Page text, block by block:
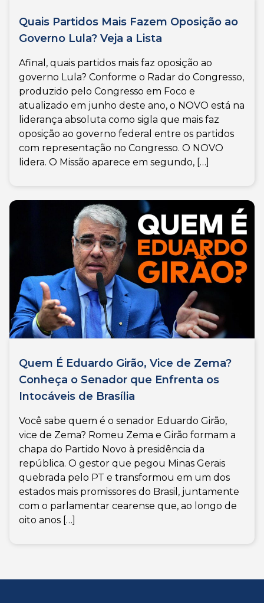
Quais Partidos Mais Fazem Oposição ao
Governo Lula? Veja a Lista
Afinal, quais partidos mais faz oposição ao
governo Lula? Conforme o Radar do Congresso,
produzido pelo Congresso em Foco e
atualizado em junho deste ano, o NOVO está na
liderança absoluta como sigla que mais faz
oposição ao governo federal entre os partidos
com representação no Congresso. O NOVO
lidera. O Missão aparece em segundo, […]
Quem É Eduardo Girão, Vice de Zema?
Conheça o Senador que Enfrenta os
Intocáveis de Brasília
Você sabe quem é o senador Eduardo Girão,
vice de Zema? Romeu Zema e Girão formam a
chapa do Partido Novo à presidência da
república. O gestor que pegou Minas Gerais
quebrada pelo PT e transformou em um dos
estados mais promissores do Brasil, juntamente
com o parlamentar cearense que, ao longo de
oito anos […]